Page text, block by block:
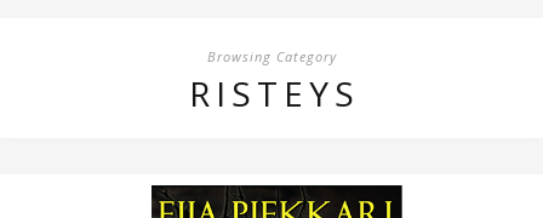
Browsing Category
RISTEYS